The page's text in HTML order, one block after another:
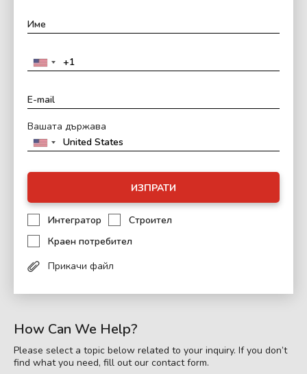
Вашата държава
ИЗПРАТИ
Интегратор
Строител
Краен потребител
Прикачи файл
How Can We Help?
Please select a topic below related to your inquiry. If you don’t
find what you need, fill out our contact form.